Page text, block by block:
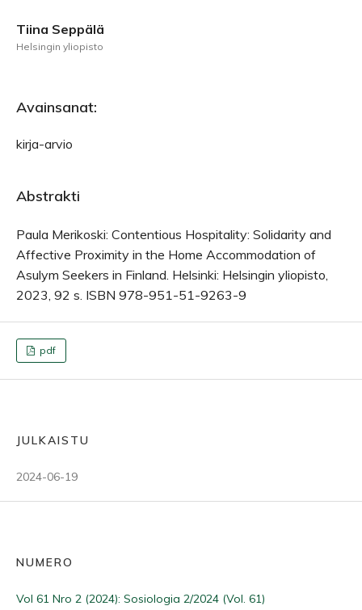
Tiina Seppälä
Helsingin yliopisto
Avainsanat:
kirja-arvio
Abstrakti
Paula Merikoski: Contentious Hospitality: Solidarity and
Affective Proximity in the Home Accommodation of
Asulym Seekers in Finland. Helsinki: Helsingin yliopisto,
2023, 92 s. ISBN 978-951-51-9263-9
pdf
JULKAISTU
2024-06-19
NUMERO
Vol 61 Nro 2 (2024): Sosiologia 2/2024 (Vol. 61)